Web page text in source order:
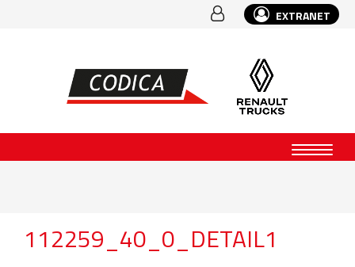
EXTRANET
112259_40_0_DETAIL1